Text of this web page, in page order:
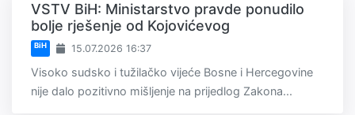
VSTV BiH: Ministarstvo pravde ponudilo
bolje rješenje od Kojovićevog
BiH 15.07.2026 16:37
Visoko sudsko i tužilačko vijeće Bosne i Hercegovine
nije dalo pozitivno mišljenje na prijedlog Zakona...